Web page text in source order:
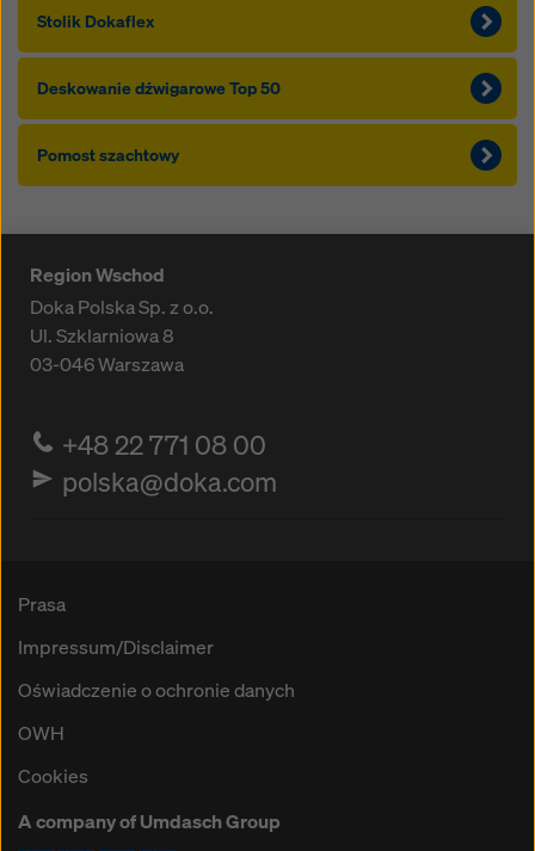
Stolik Dokaflex
Deskowanie dźwigarowe Top 50
Pomost szachtowy
Region Wschod
Doka Polska Sp. z o.o.
Ul. Szklarniowa 8
03-046Warszawa
+48 22 771 08 00
polska@doka.com
Prasa
Impressum/Disclaimer
Oświadczenie o ochronie danych
OWH
Cookies
A company of Umdasch Group